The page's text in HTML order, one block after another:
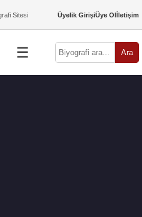
Sitesi Üyelik GirişiÜye Olİletişim
☰ Ara